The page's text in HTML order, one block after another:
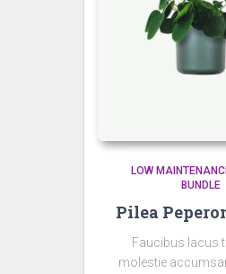
LOW
BUNDLE
Pilea
Faucibus lacus
molestie